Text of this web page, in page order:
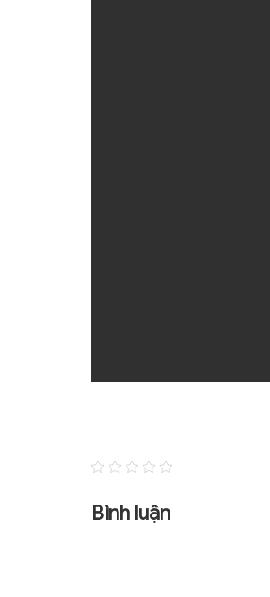
Bình luận